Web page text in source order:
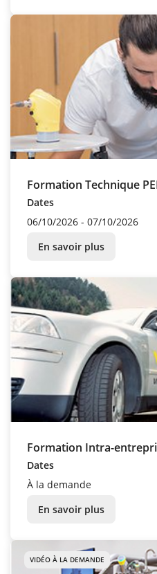
Formation Technique
Dates
06/10/2026 - 07/10/2026
En savoir plus
Formation Intra-
Dates
À la demande
En savoir plus
VIDÉO À LA DEMANDE